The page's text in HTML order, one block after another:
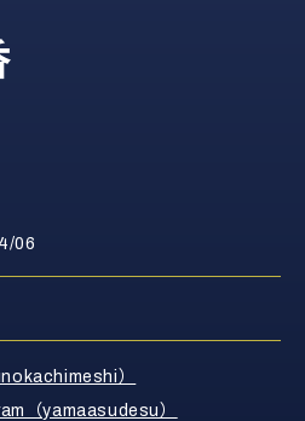
06
）
（yamaasudesu）